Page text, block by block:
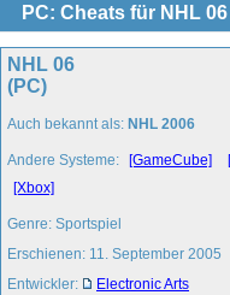
PC: Cheats für NHL 06
NHL 06
(PC)
Auch bekannt als: NHL 2006
Andere Systeme: [GameCube]
[Xbox]
Genre: Sportspiel
Erschienen: 11. September 2005
Entwickler:
Electronic Arts